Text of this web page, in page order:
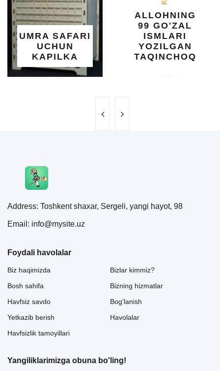
ALLOHNING
99 GO'ZAL
ISMLARI
YOZILGAN
TAQINCHOQ
UCHUN
Address: Toshkent shaxar, Sergeli, yangi hayot, 98
Email: info@mysite.uz
Foydali havolalar
Biz haqimizda
Bosh sahifa
Havfsiz savdo
Yetkazib berish
Havfsizlik tamoyillari
Bizlar kimmiz?
Bizning hizmatlar
Bog'lanish
Havolalar
Yangiliklarimizga obuna bo'ling!